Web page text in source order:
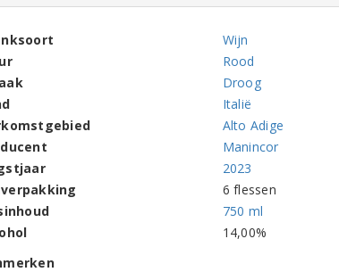
Wijn
Rood
Droog
Italië
Alto Adige
Manincor
2023
6 flessen
750 ml
14,00%